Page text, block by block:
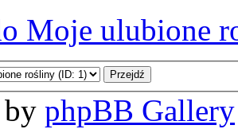
Moje ulubione
by phpBB Gallery